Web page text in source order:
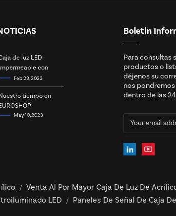
de luz LED
con
solar
Feb 23, 2023
tiempo en
May 10, 2023
Boletin
Para consultas
productos o
déjenos su
nos
dentro de las
/ Venta Al Por Mayor Caja De Luz De
LED / Paneles De Señal De Caja